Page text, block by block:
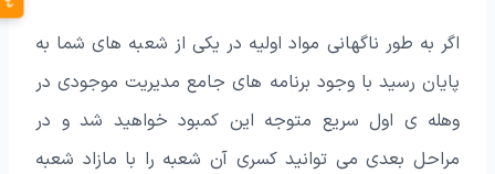
اگر به طور ناگهانی مواد اولیه در یکی از شعبه های شما به
پایان رسید با وجود برنامه های جامع مدیریت موجودی در
وهله ی اول سریع متوجه این کمبود خواهید شد و در
مراحل بعدی می توانید کسری آن شعبه را با مازاد شعبه